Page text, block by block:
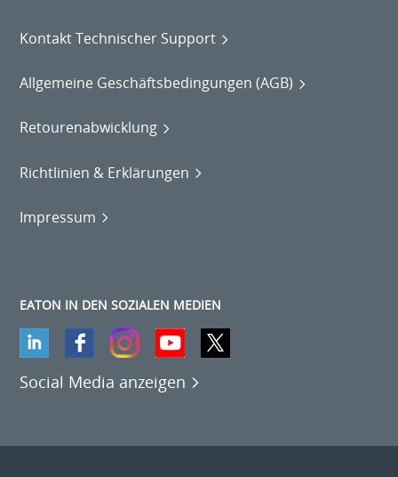
Kontakt Technischer Support
Allgemeine Geschäftsbedingungen (AGB)
Retourenabwicklung
Richtlinien & Erklärungen
Impressum
EATON IN DEN SOZIALEN MEDIEN
Social Media anzeigen